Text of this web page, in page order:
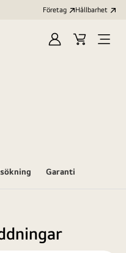
Företag Hållbarhet
LoggaKundvagn
Garanti